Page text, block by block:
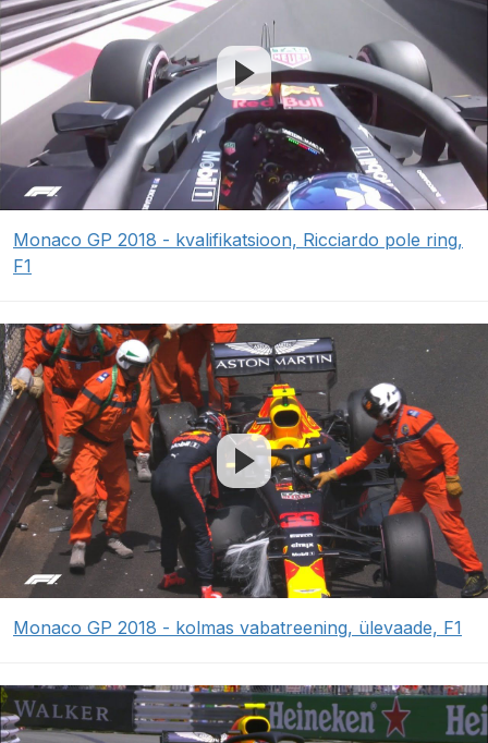
Monaco GP 2018 - kvalifikatsioon, Ricciardo pole ring,
F1
Monaco GP 2018 - kolmas vabatreening, ülevaade, F1